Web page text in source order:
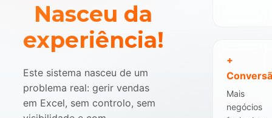
Nasceu da
experiência!
Este sistema nasceu de um
problema real: gerir vendas
em Excel, sem controlo, sem
+
Mais
negócios